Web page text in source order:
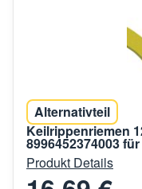
Alternativteil
Keilrippenriemen
8996452374003
Produkt Details